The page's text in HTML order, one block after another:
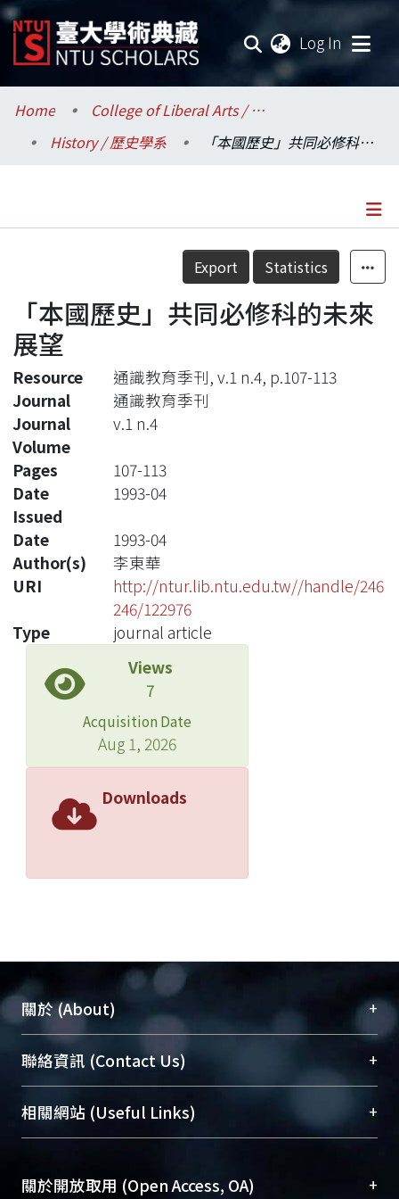
Log In
Communities & Collections
Research Outputs
Statistics
Home
College of Liberal Arts / 文學院
History / 歷史學系
「本國歷史」共同必修科的未來展望
Details
Export Statistics
「本國歷史」共同必修科的未來
展望
Resource
通識教育季刊, v.1 n.4, p.107-113
Journal
通識教育季刊
Journal
Volume
v.1 n.4
Pages
107-113
Date
Issued
1993-04
Date
1993-04
Author(s)
李東華
URI
http://ntur.lib.ntu.edu.tw//handle/246
246/122976
Type
journal article
Views
7
Acquisition Date
Aug 1, 2026
Downloads
關於 (About) +
臺大位居世界頂尖大學之列，為永久珍藏及向國際
展現本校豐碩的研究成果及學術能量，圖書館整合
機構典藏（NTUR）與學術庫（AH）不同功能平
台，成為臺大學術典藏NTU scholars。期能整合研
成果。
聯絡資訊 (Contact Us) +
總館學科館員(Main Library)
醫學圖書館學科館員(Medical Library)
Sciences Library)
相關網站 (Useful Links) +
關於開放取用 (Open Access, OA) +